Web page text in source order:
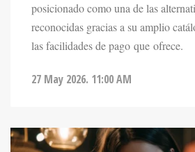
posicionado como una de las
reconocidas gracias a su amplio
las facilidades de pago que ofrece.
27 May 2026. 11:00 AM